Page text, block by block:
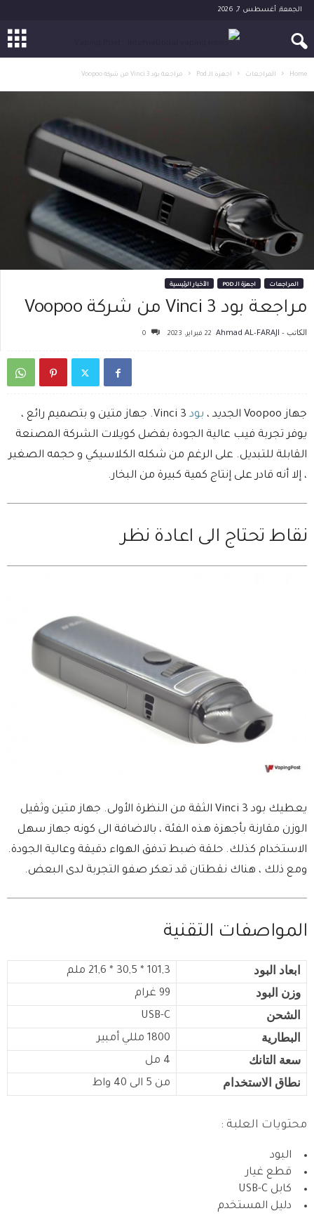
الجمعة, أغسطس 7, 2026
Home المراجعات اجهزة الـ Pod مراجعة بود Vinci 3 من شركة Voopoo
المراجعات اجهزة الـ POD الأخبار الرئيسية
مراجعة بود Vinci 3 من شركة Voopoo
الكاتب - Ahmad AL-FARAJI 22 فبراير، 2023 0
جهاز Voopoo الجديد ، بود
Vinci 3. جهاز متين و بتصميم رائع ،
يوفر تجربة فيب عالية الجودة بفضل كويلات الشركة المصنعة
القابلة للتبديل. على الرغم من شكله الكلاسيكي و حجمه الصغير
، إلا أنه قادر على إنتاج كمية كبيرة من البخار.
نقاط تحتاج الى اعادة نظر
يعطيك بود Vinci 3 الثقة من النظرة الأولى. جهاز متين وثقيل
الوزن مقارنة بأجهزة هذه الفئة ​​، بالاضافة الى كونه جهاز سهل
الاستخدام كذلك. حلقة ضبط تدفق الهواء دقيقة وعالية الجودة.
ومع ذلك ، هناك نقطتان قد تعكر صفو التجربة لدى البعض.
المواصفات التقنية
ابعاد البود 101,3 * 30,5 * 21,6 ملم
وزن البود 99 غرام
الشحن USB-C
البطارية 1800 مللي أمبير
سعة التانك 4 مل
نطاق الاستخدام من 5 الى 40 واط
محتويات العلبة :
البود
قطع غيار
كابل USB-C
دليل المستخدم